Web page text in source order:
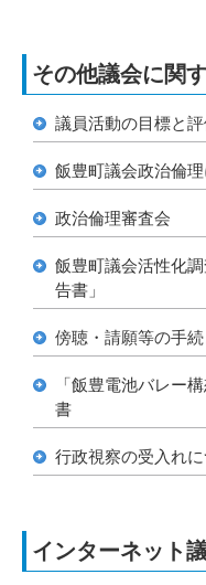
その他議会に関
議員活動の目標と
飯豊町議会政治倫
政治倫理審査会
飯豊町議会活性化
告書」
傍聴・請願等の手
「飯豊電池バレー
書
行政視察の受入れ
インターネット